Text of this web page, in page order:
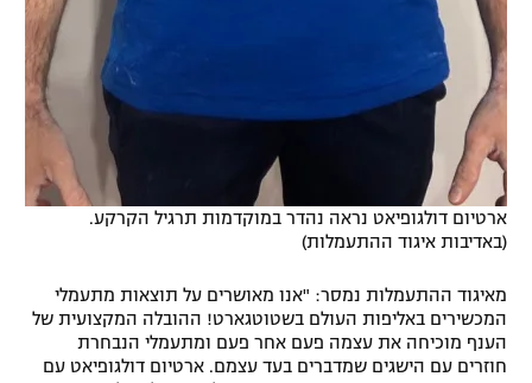
ארטיום דולגופיאט נראה נהדר במוקדמות תרגיל הקרקע.
(באדיבות איגוד ההתעמלות)
מאיגוד ההתעמלות נמסר: "אנו מאושרים על תוצאות מתעמלי
המכשירים באליפות העולם בשטוטגארט! ההובלה המקצועית של
הענף מוכיחה את עצמה פעם אחר פעם ומתעמלי הנבחרת
חוזרים עם הישגים שמדברים בעד עצמם. ארטיום דולגופיאט עם